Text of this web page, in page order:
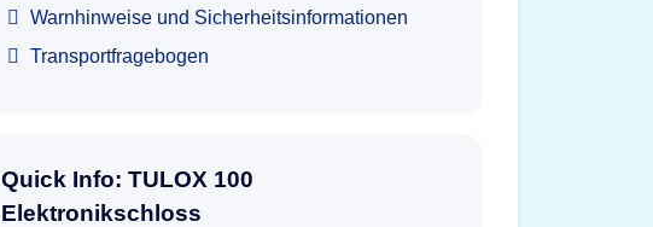
Warnhinweise und Sicherheitsinformationen
Transportfragebogen
Quick Info: TULOX 100
Elektronikschloss